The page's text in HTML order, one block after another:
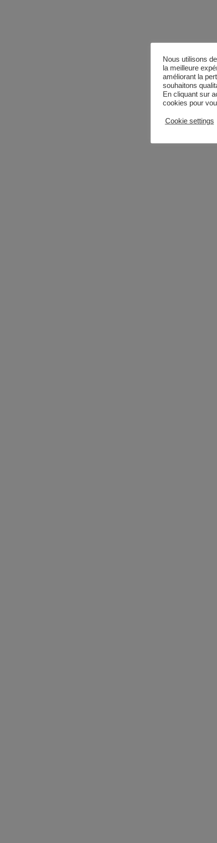
Nous utilisons
la meilleure
améliorant la
souhaitons
En cliquant sur
cookies pour
Cookie settings